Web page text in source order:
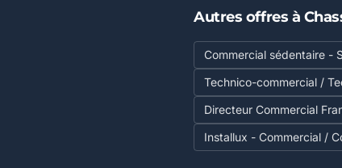
Autres offres à
Commercial sédentaire -
Technico-commercial /
Directeur Commercial
Installux - Commercial /